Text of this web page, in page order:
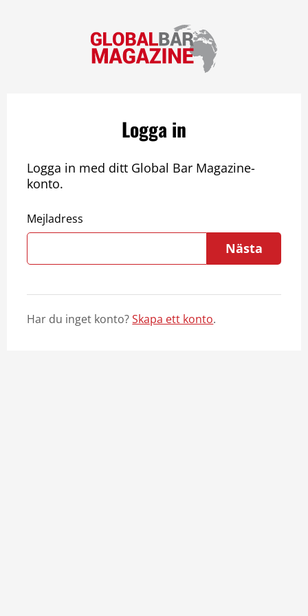
Logga in
Logga in med ditt Global Bar Magazine-
konto.
Mejladress
Nästa
Har du inget konto?Skapa ett konto.